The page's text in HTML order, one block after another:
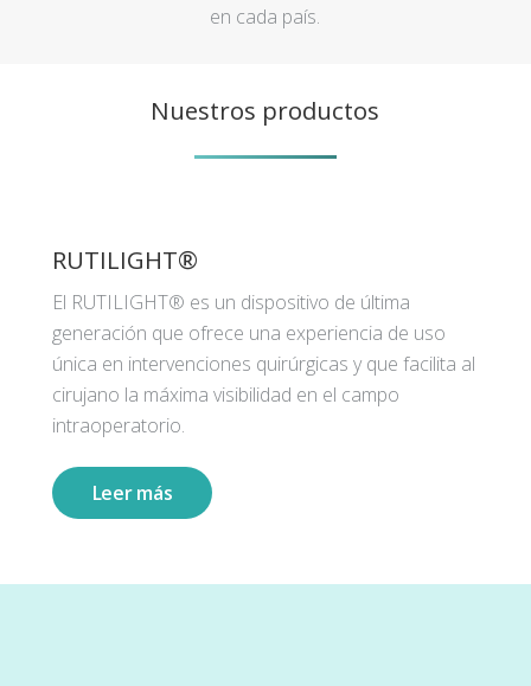
en cada país.
Nuestros productos
RUTILIGHT®
El RUTILIGHT® es un dispositivo de última
generación que ofrece una experiencia de uso
única en intervenciones quirúrgicas y que facilita al
cirujano la máxima visibilidad en el campo
intraoperatorio.
Leer más